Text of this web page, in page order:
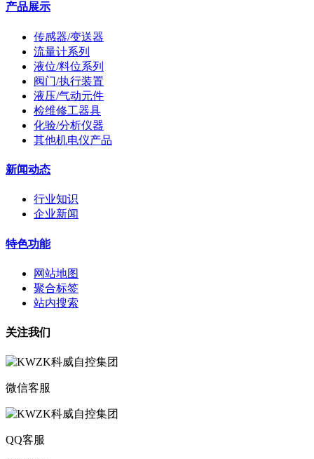
产品展示
传感器/变送器
流量计系列
液位/料位系列
阀门/执行装置
液压/气动元件
检维修工器具
化验/分析仪器
其他机电仪产品
新闻动态
行业知识
企业新闻
特色功能
网站地图
聚合标签
站内搜索
关注我们
微信客服
QQ客服